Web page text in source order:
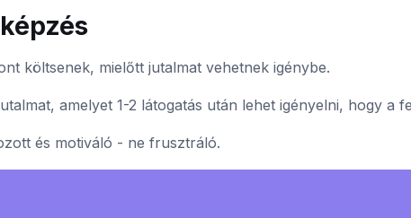
költsenek, mielőtt jutalmat vehetnek igénybe.
amelyet 1-2 látogatás után lehet igényelni, hogy a
és motiváló - ne frusztráló.